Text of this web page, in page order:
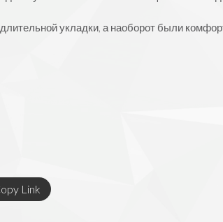
укладки, а наоборот были
Link